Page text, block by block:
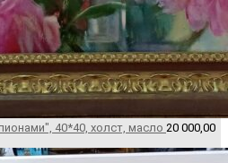
40*40, холст, масло 20 000,00